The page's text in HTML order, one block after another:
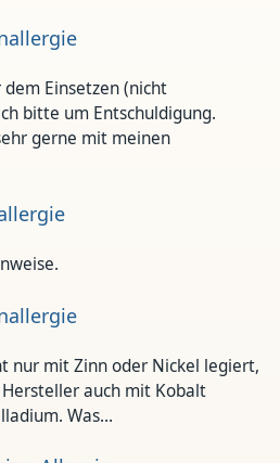
Einsetzen (nicht
bitte um Entschuldigung.
gerne mit meinen
nur mit Zinn oder Nickel legiert,
auch mit Kobalt
Was…